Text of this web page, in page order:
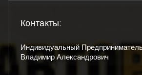
Контакты:
Индивидуальный
Владимир Александрович